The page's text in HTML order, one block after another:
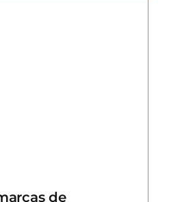
de